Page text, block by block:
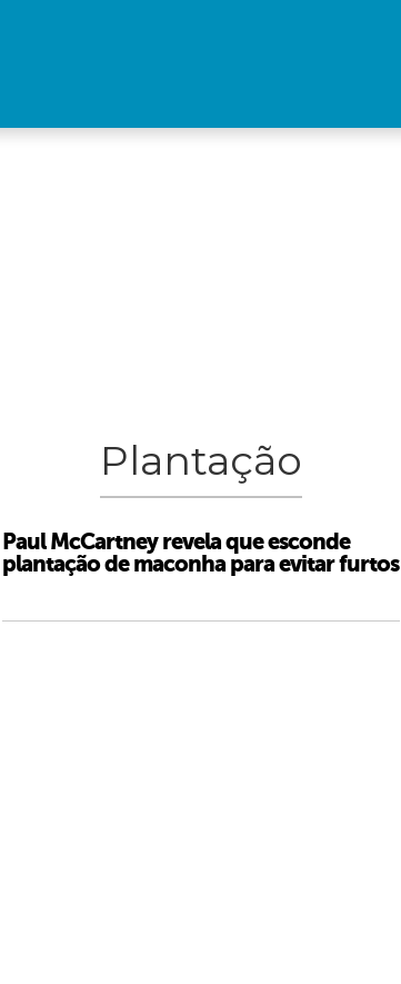
Plantação
Paul McCartney revela que esconde
plantação de maconha para evitar furtos